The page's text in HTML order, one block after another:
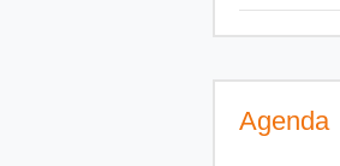
Agenda